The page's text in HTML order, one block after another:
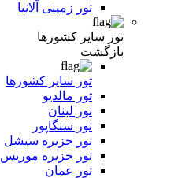
تور زمینی آلانیا
تور سایر کشورها
بازگشت
تور سایر کشورها
تور مالدیو
تور لبنان
تور سنگاپور
تور جزیره سیشل
تور جزیره موریس
تور عمان